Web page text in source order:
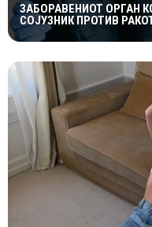
ЗАБОРАВЕНИОТ ОРГАН
СОЈУЗНИК ПРОТИВ
Е ЗНАЧАЕН ТИМУСОТ